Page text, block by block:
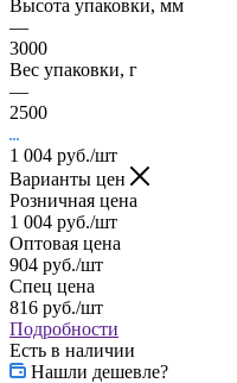
Высота упаковки, мм
—
3000
Вес упаковки, г
—
2500
1 004 руб./шт
Варианты цен
Розничная цена
1 004 руб./шт
Оптовая цена
904 руб./шт
Спец цена
816 руб./шт
Подробности
Есть в наличии
Нашли дешевле?